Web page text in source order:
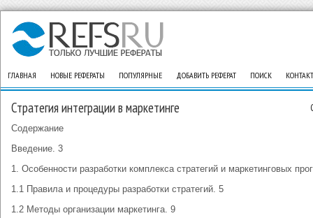
ГЛАВНАЯ НОВЫЕ РЕФЕРАТЫ ПОПУЛЯРНЫЕ ДОБАВИТЬ РЕФЕРАТ ПОИСК
Стратегия интеграции в маркетинге
Содержание
Введение. 3
1. Особенности разработки комплекса стратегий и маркетинговых
1.1 Правила и процедуры разработки стратегий. 5
1.2 Методы организации маркетинга. 9